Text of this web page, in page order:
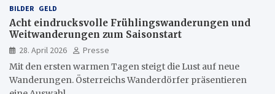
BILDER GELD
Acht eindrucksvolle Frühlingswanderungen und
Weitwanderungen zum Saisonstart
28. April 2026
Presse
Mit den ersten warmen Tagen steigt die Lust auf neue
Wanderungen. Österreichs Wanderdörfer präsentieren